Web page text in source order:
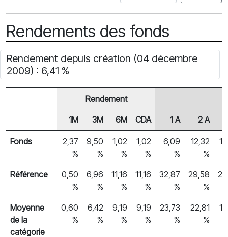
Rendements des fonds
Rendement depuis création (04 décembre
2009) : 6,41 %
Rendements des fonds
En-tête de ligne
Rendement
1M 3M 6M CDA 1 A 2 A
Fonds
2,37
%
9,50
%
1,02
%
1,02
%
6,09
%
12,32
%
Référence
0,50
%
6,96
%
11,16
%
11,16
%
32,87
%
29,58
%
Moyenne
de la
catégorie
0,60
%
6,42
%
9,19
%
9,19
%
23,73
%
22,81
%